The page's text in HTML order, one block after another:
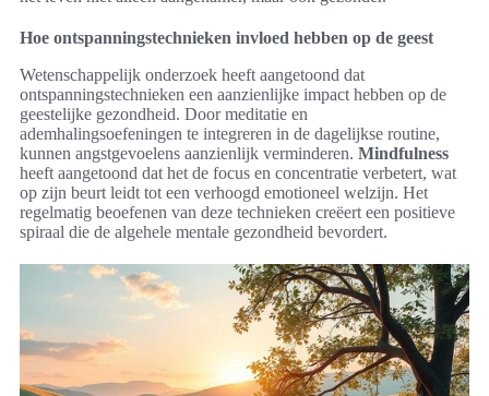
Hoe ontspanningstechnieken invloed hebben op de geest
Wetenschappelijk onderzoek heeft aangetoond dat
ontspanningstechnieken een aanzienlijke impact hebben op de
geestelijke gezondheid. Door meditatie en
ademhalingsoefeningen te integreren in de dagelijkse routine,
kunnen angstgevoelens aanzienlijk verminderen. Mindfulness
heeft aangetoond dat het de focus en concentratie verbetert, wat
op zijn beurt leidt tot een verhoogd emotioneel welzijn. Het
regelmatig beoefenen van deze technieken creëert een positieve
spiraal die de algehele mentale gezondheid bevordert.